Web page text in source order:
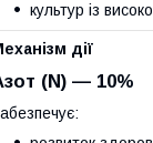
культур із
дії
(N) — 10%